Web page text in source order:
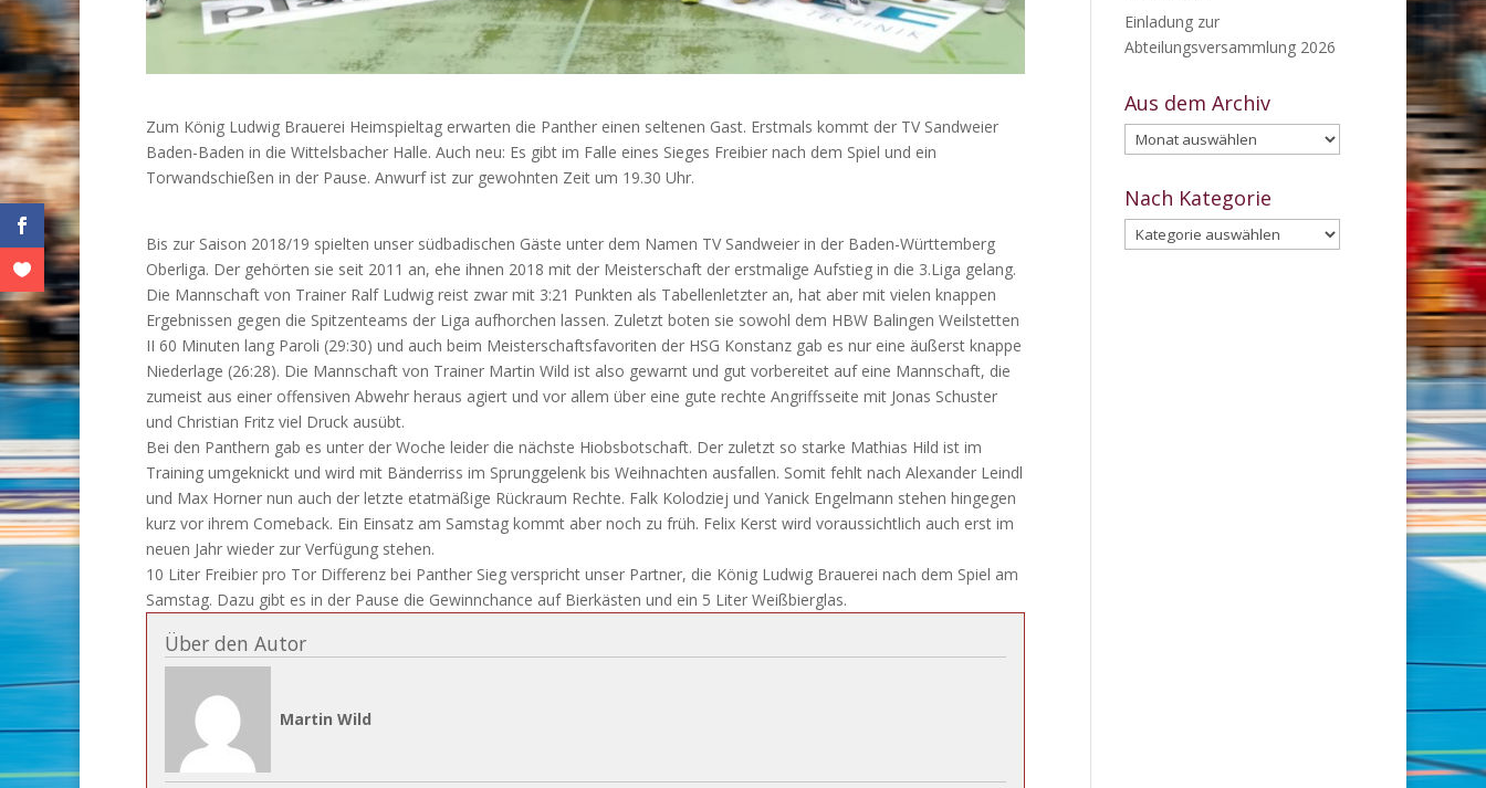
Zum König Ludwig Brauerei Heimspieltag erwarten die Panther einen seltenen Gast. Erstmals kommt der TV Sandweier
Baden-Baden in die Wittelsbacher Halle. Auch neu: Es gibt im Falle eines Sieges Freibier nach dem Spiel und ein
Torwandschießen in der Pause. Anwurf ist zur gewohnten Zeit um 19.30 Uhr.
Bis zur Saison 2018/19 spielten unser südbadischen Gäste unter dem Namen TV Sandweier in der Baden-Württemberg
Oberliga. Der gehörten sie seit 2011 an, ehe ihnen 2018 mit der Meisterschaft der erstmalige Aufstieg in die 3.Liga gelang.
Die Mannschaft von Trainer Ralf Ludwig reist zwar mit 3:21 Punkten als Tabellenletzter an, hat aber mit vielen knappen
Ergebnissen gegen die Spitzenteams der Liga aufhorchen lassen. Zuletzt boten sie sowohl dem HBW Balingen Weilstetten
II 60 Minuten lang Paroli (29:30) und auch beim Meisterschaftsfavoriten der HSG Konstanz gab es nur eine äußerst knappe
Niederlage (26:28). Die Mannschaft von Trainer Martin Wild ist also gewarnt und gut vorbereitet auf eine Mannschaft, die
zumeist aus einer offensiven Abwehr heraus agiert und vor allem über eine gute rechte Angriffsseite mit Jonas Schuster
und Christian Fritz viel Druck ausübt.
Bei den Panthern gab es unter der Woche leider die nächste Hiobsbotschaft. Der zuletzt so starke Mathias Hild ist im
Training umgeknickt und wird mit Bänderriss im Sprunggelenk bis Weihnachten ausfallen. Somit fehlt nach Alexander Leindl
und Max Horner nun auch der letzte etatmäßige Rückraum Rechte. Falk Kolodziej und Yanick Engelmann stehen hingegen
kurz vor ihrem Comeback. Ein Einsatz am Samstag kommt aber noch zu früh. Felix Kerst wird voraussichtlich auch erst im
neuen Jahr wieder zur Verfügung stehen.
10 Liter Freibier pro Tor Differenz bei Panther Sieg verspricht unser Partner, die König Ludwig Brauerei nach dem Spiel am
Samstag. Dazu gibt es in der Pause die Gewinnchance auf Bierkästen und ein 5 Liter Weißbierglas.
Über den Autor
Martin Wild
Einladung zur
Abteilungsversammlung 2026
Aus dem Archiv
Aus
dem
Archiv
Nach Kategorie
Nach
Kategorie